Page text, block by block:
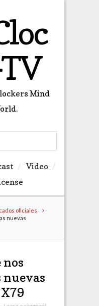
Mind
Video
oficiales
nuevas
nuevas